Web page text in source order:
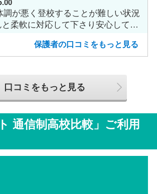
.00
調が悪く登校することが難しい状況
柔軟に対応して下さり安心して進
保護者の口コミをもっと見る
口コミをもっと見る
通信制高校比較」ご利用